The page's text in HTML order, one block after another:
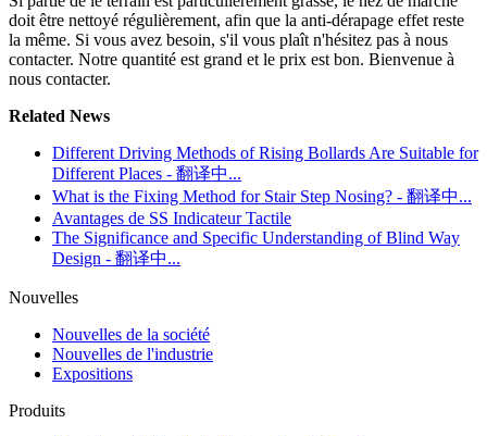
doit être nettoyé régulièrement, afin que la anti-dérapage effet reste
la même. Si vous avez besoin, s'il vous plaît n'hésitez pas à nous
contacter. Notre quantité est grand et le prix est bon. Bienvenue à
nous contacter.
Related News
Different Driving Methods of Rising Bollards Are Suitable for
Different Places - 翻译中...
What is the Fixing Method for Stair Step Nosing? - 翻译中...
Avantages de SS Indicateur Tactile
The Significance and Specific Understanding of Blind Way
Design - 翻译中...
Nouvelles
Nouvelles de la société
Nouvelles de l'industrie
Expositions
Produits